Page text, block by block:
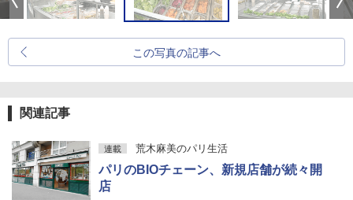
この写真の記事へ
関連記事
連載 荒木麻美のパリ生活
パリのBIOチェーン、新規店舗が続々開
店